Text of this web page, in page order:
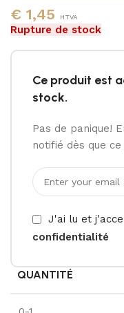
€ 1,45 HTVA
Rupture de stock
Ce produit est
stock.
Pas de panique!
notifié dès que
J'ai lu et
confidentialité
QUANTITÉ